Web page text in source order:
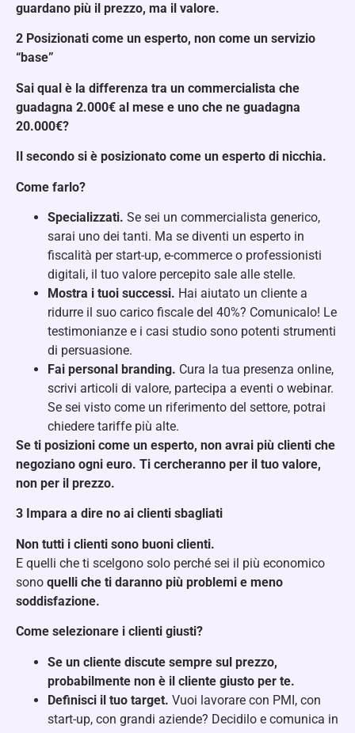
guardano più il prezzo, ma il valore.
2️ Posizionati come un esperto, non come un servizio
“base”
Sai qual è la differenza tra un commercialista che
guadagna 2.000€ al mese e uno che ne guadagna
20.000€?
Il secondo si è posizionato come un esperto di nicchia.
Come farlo?
Specializzati. Se sei un commercialista generico,
sarai uno dei tanti. Ma se diventi un esperto in
fiscalità per start-up, e-commerce o professionisti
digitali, il tuo valore percepito sale alle stelle.
Mostra i tuoi successi. Hai aiutato un cliente a
ridurre il suo carico fiscale del 40%? Comunicalo! Le
testimonianze e i casi studio sono potenti strumenti
di persuasione.
Fai personal branding. Cura la tua presenza online,
scrivi articoli di valore, partecipa a eventi o webinar.
Se sei visto come un riferimento del settore, potrai
chiedere tariffe più alte.
Se ti posizioni come un esperto, non avrai più clienti che
negoziano ogni euro. Ti cercheranno per il tuo valore,
non per il prezzo.
3️ Impara a dire no ai clienti sbagliati
Non tutti i clienti sono buoni clienti.
E quelli che ti scelgono solo perché sei il più economico
sono quelli che ti daranno più problemi e meno
soddisfazione.
Come selezionare i clienti giusti?
Se un cliente discute sempre sul prezzo,
probabilmente non è il cliente giusto per te.
Definisci il tuo target. Vuoi lavorare con PMI, con
start-up, con grandi aziende? Decidilo e comunica in